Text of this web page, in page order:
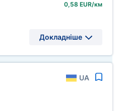
0,58 EUR/км
Докладніше
UA